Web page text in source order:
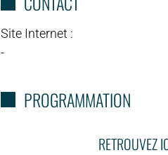
Site Internet :
-
PROGRAMMATION
RETROUVEZ